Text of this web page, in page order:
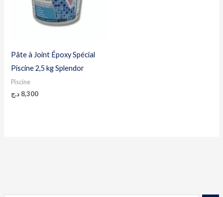
Pâte à Joint Époxy Spécial
Piscine 2,5 kg Splendor
Piscine
8,300 د.ج